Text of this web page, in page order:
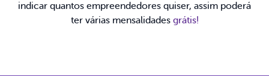
indicar quantos empreendedores quiser, assim poderá
ter várias mensalidades grátis!